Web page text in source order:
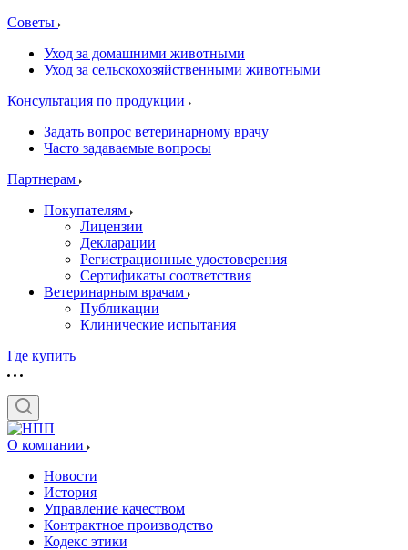
Советы
Уход за домашними животными
Уход за сельскохозяйственными животными
Консультация по продукции
Задать вопрос ветеринарному врачу
Часто задаваемые вопросы
Партнерам
Покупателям
Лицензии
Декларации
Регистрационные удостоверения
Сертификаты соответствия
Ветеринарным врачам
Публикации
Клинические испытания
Где купить
О компании
Новости
История
Управление качеством
Контрактное производство
Кодекс этики